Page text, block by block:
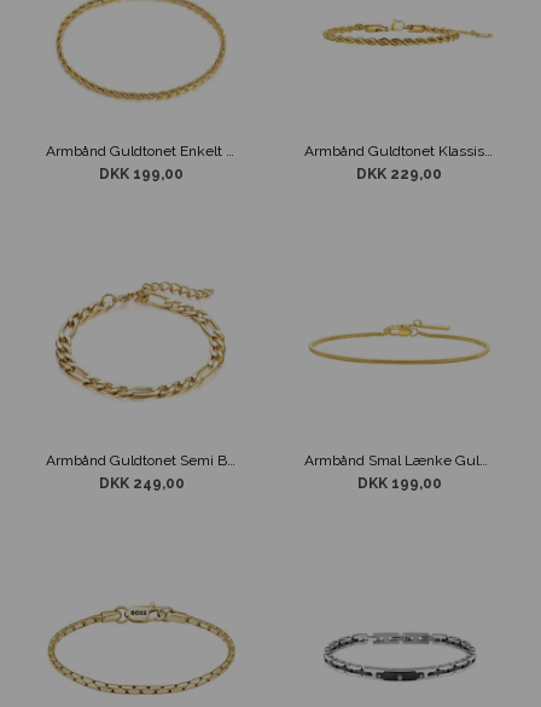
DKK 199,00
Armbånd Guldtonet Klassisk 4 mm
DKK 229,00
Armbånd Guldtonet Semi Brede Led
DKK 249,00
Armbånd Smal Lænke Guldtonet
DKK 199,00